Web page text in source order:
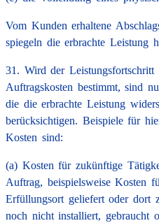
Vom Kunden erhaltene
spiegeln die erbrachte Leistung
31. Wird der Leistungsfortschritt
Auftragskosten bestimmt, sind
die die erbrachte Leistung
berücksichtigen. Beispiele für
Kosten sind:
(a) Kosten für zukünftige
Auftrag, beispielsweise Kosten
Erfüllungsort geliefert oder dort
noch nicht installiert, gebraucht